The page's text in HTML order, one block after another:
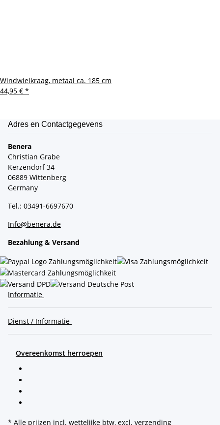
Windwielkraag, metaal ca. 185 cm
44,95 € *
Adres en Contactgegevens
Benera
Christian Grabe
Kerzendorf 34
06889 Wittenberg
Germany
Tel.: 03491-6697670
Info@benera.de
Bezahlung & Versand
Informatie
Dienst / Informatie
Overeenkomst herroepen
* Alle prijzen incl. wettelijke btw, excl. verzending